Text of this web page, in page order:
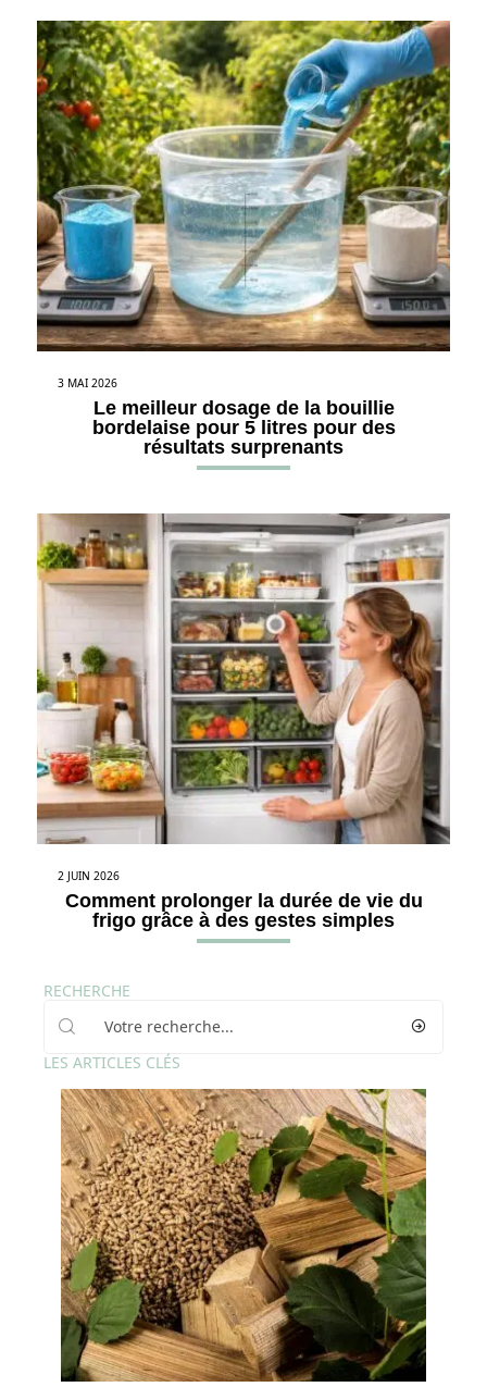
3 MAI 2026
Le meilleur dosage de la bouillie
bordelaise pour 5 litres pour des
résultats surprenants
2 JUIN 2026
Comment prolonger la durée de vie du
frigo grâce à des gestes simples
RECHERCHE
LES ARTICLES CLÉS